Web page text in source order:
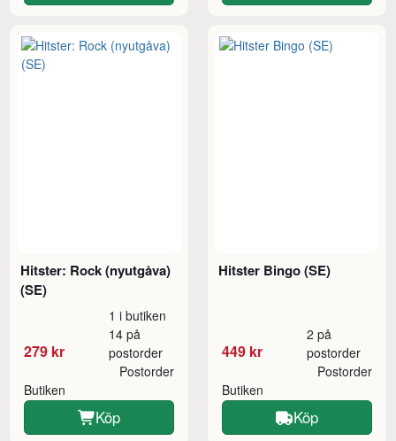
Hitster: Rock (nyutgåva)
(SE)
279 kr
1 i butiken
14 på
postorder
Butiken
Postorder
Köp
Hitster Bingo (SE)
449 kr
2 på
postorder
Butiken
Postorder
Köp